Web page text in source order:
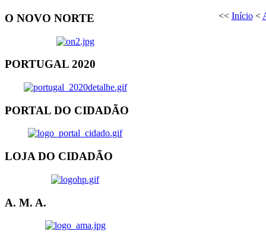
O NOVO NORTE
PORTUGAL 2020
PORTAL DO CIDADÃO
LOJA DO CIDADÃO
A. M. A.
<< Início<